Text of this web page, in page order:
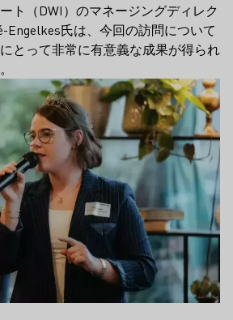
ト（DWI）のマネージングディレク
Engelkes氏は、今回の訪問について
とって非常に有意義な成果が得られ